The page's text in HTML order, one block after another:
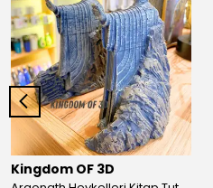
Kingdom OF 3D